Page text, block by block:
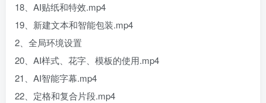
18、AI贴纸和特效.mp4
19、新建文本和智能包装.mp4
2、全局环境设置
20、AI样式、花字、模板的使用.mp4
21、AI智能字幕.mp4
22、定格和复合片段.mp4